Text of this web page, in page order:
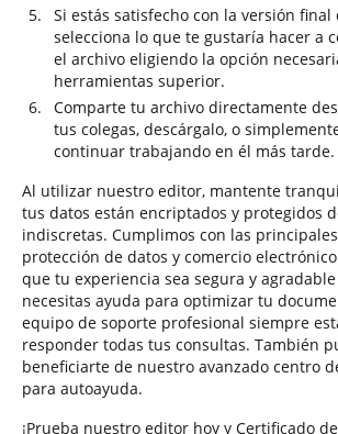
Si estás satisfecho con la versión
selecciona lo que te gustaría hacer a
el archivo eligiendo la opción
herramientas superior.
Comparte tu archivo directamente
tus colegas, descárgalo, o
continuar trabajando en él más tarde.
Al utilizar nuestro editor, mantente
tus datos están encriptados y protegidos
indiscretas. Cumplimos con las
protección de datos y comercio
que tu experiencia sea segura y agradable
necesitas ayuda para optimizar tu
equipo de soporte profesional siempre
responder todas tus consultas. También
beneficiarte de nuestro avanzado centro
para autoayuda.
¡Prueba nuestro editor hoy y Certificado